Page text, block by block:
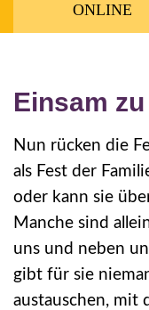
ONLINE
Einsam
Nun rücken die
als Fest der
oder kann sie
Manche sind
uns und neben
gibt für sie
austauschen, mit